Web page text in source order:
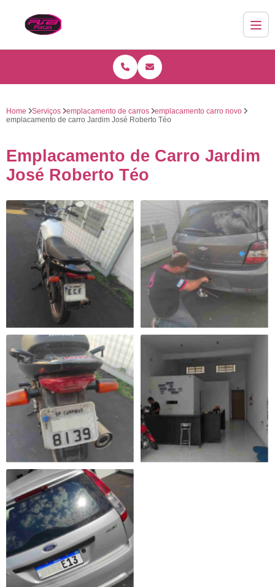
Home Serviços emplacamento de carros
emplacamento carro novo
emplacamento de carro Jardim José Roberto Téo
Emplacamento de Carro Jardim
José Roberto Téo